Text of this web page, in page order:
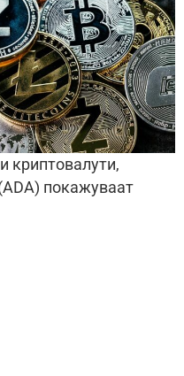
криптовалути,
покажуваат